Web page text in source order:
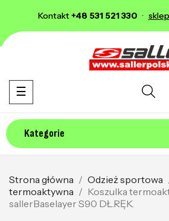
Kontakt+48 531 521 330 ·
Kategorie
Toggle navigation
☰
Strona główna Odzież sportowa
termoaktywna
Koszulka
sallerBaselayer S90 DŁ.RĘK.